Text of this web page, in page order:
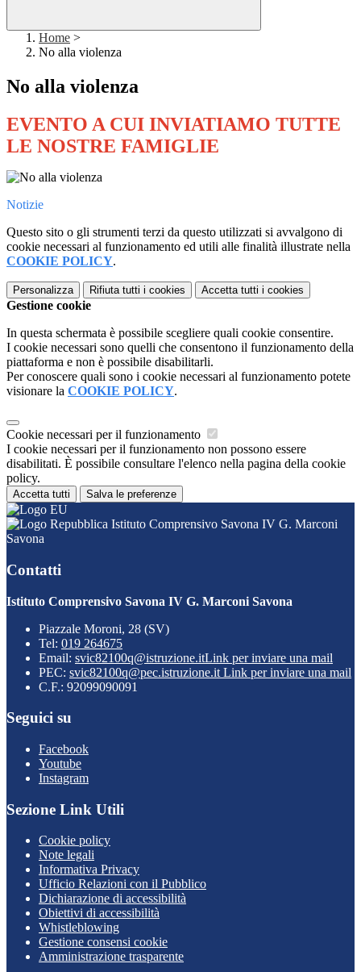
Home >
No alla violenza
No alla violenza
EVENTO A CUI INVIATIAMO TUTTE
LE NOSTRE FAMIGLIE
Notizie
Questo sito o gli strumenti terzi da questo utilizzati si avvalgono di
cookie necessari al funzionamento ed utili alle finalità illustrate nella
COOKIE POLICY.
Personalizza Rifiuta tutti i cookies Accetta tutti i cookies
Gestione cookie
In questa schermata è possibile scegliere quali cookie consentire.
I cookie necessari sono quelli che consentono il funzionamento della
piattaforma e non è possibile disabilitarli.
Per conoscere quali sono i cookie necessari al funzionamento potete
visionare la COOKIE POLICY.
Cookie necessari per il funzionamento
I cookie necessari per il funzionamento non possono essere
disabilitati. È possibile consultare l'elenco nella pagina della cookie
policy.
Accetta tutti Salva le preferenze
Istituto Comprensivo Savona IV G. Marconi
Savona
Contatti
Istituto Comprensivo Savona IV G. Marconi Savona
Piazzale Moroni, 28 (SV)
Tel: 019 264675
Email: svic82100q@istruzione.itLink per inviare una mail
PEC: svic82100q@pec.istruzione.it Link per inviare una mail
C.F.: 92099090091
Seguici su
Facebook
Youtube
Instagram
Sezione Link Utili
Cookie policy
Note legali
Informativa Privacy
Ufficio Relazioni con il Pubblico
Dichiarazione di accessibilità
Obiettivi di accessibilità
Whistleblowing
Gestione consensi cookie
Amministrazione trasparente